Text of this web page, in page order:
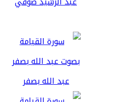
عبد الله بصفر